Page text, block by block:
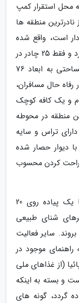
محل استقرار کمپ
منطقه ها
است، واقع شده
است. محوطه این کمپ استخر شنا ندارد و فقط 25 چادر در
آن دیده می گردد و این چادرها در مساحتی به ابعاد 76
رفاه حال مسافران،
و یک کافه کوچک
منطقه در محوطه
تراس و سایه
دیوار حصار شده
کردن محسوب
گردشگران می توانند از محل کمپ با یک پیاده روی 20
شنای طبیعی
سایر فعالیت
راهنمای موجود در
(از غذاهای ملی
و بسته به اینکه
گردد، گونه های